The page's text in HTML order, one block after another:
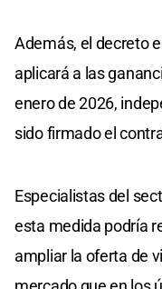
Además, el decreto
aplicará a las
enero de 2026,
sido firmado el
Especialistas del
esta medida podría
ampliar la oferta de